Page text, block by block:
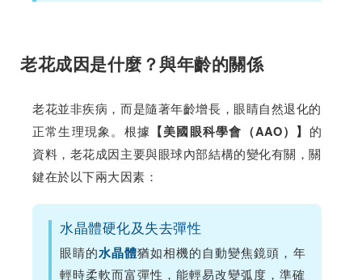
老花成因是什麼？與年齡的關係
老花並非疾病，而是隨著年齡增長，眼睛自然退化的
正常生理現象。根據 【美國眼科學會（AAO）】 的
資料，老花成因主要與眼球內部結構的變化有關，關
鍵在於以下兩大因素：
水晶體硬化及失去彈性
眼睛的水晶體猶如相機的自動變焦鏡頭，年
輕時柔軟而富彈性，能輕易改變弧度，準確